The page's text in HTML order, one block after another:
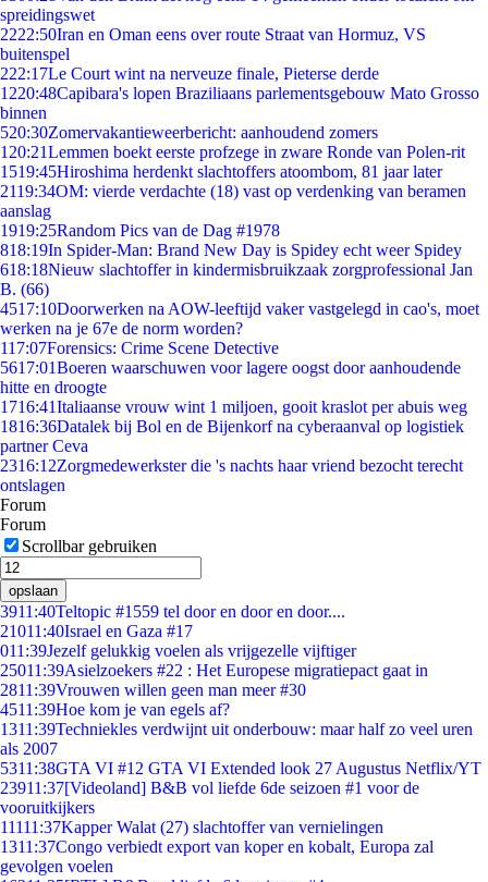
spreidingswet
2222:50Iran en Oman eens over route Straat van Hormuz, VS
buitenspel
222:17Le Court wint na nerveuze finale, Pieterse derde
1220:48Capibara's lopen Braziliaans parlementsgebouw Mato Grosso
binnen
520:30Zomervakantieweerbericht: aanhoudend zomers
1 20:21Lemmen boekt eerste profzege in zware Ronde van Polen-rit
1519:45Hiroshima herdenkt slachtoffers atoombom, 81 jaar later
2119:34OM: vierde verdachte (18) vast op verdenking van beramen
aanslag
1919:25Random Pics van de Dag #1978
818:19In Spider-Man: Brand New Day is Spidey echt weer Spidey
618:18Nieuw slachtoffer in kindermisbruikzaak zorgprofessional Jan
B. (66)
4517:10Doorwerken na AOW-leeftijd vaker vastgelegd in cao's, moet
werken na je 67e de norm worden?
117:07Forensics: Crime Scene Detective
5617:01Boeren waarschuwen voor lagere oogst door aanhoudende
hitte en droogte
1716:41Italiaanse vrouw wint 1 miljoen, gooit kraslot per abuis weg
1816:36Datalek bij Bol en de Bijenkorf na cyberaanval op logistiek
partner Ceva
2316:12Zorgmedewerkster die 's nachts haar vriend bezocht terecht
ontslagen
Forum
Forum
Scrollbar gebruiken
opslaan
3911:40Teltopic #1559 tel door en door en door....
21011:40Israel en Gaza #17
011:39Jezelf gelukkig voelen als vrijgezelle vijftiger
25011:39Asielzoekers #22 : Het Europese migratiepact gaat in
2811:39Vrouwen willen geen man meer #30
4511:39Hoe kom je van egels af?
1311:39Techniekles verdwijnt uit onderbouw: maar half zo veel uren
als 2007
5311:38GTA VI #12 GTA VI Extended look 27 Augustus Netflix/YT
23911:37[Videoland] B&B vol liefde 6de seizoen #1 voor de
vooruitkijkers
11111:37Kapper Walat (27) slachtoffer van vernielingen
1311:37Congo verbiedt export van koper en kobalt, Europa zal
gevolgen voelen